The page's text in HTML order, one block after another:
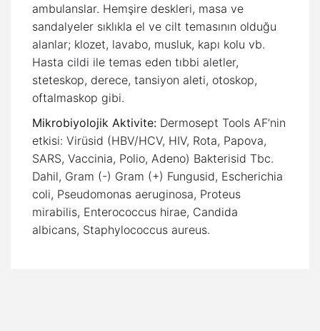
ambulanslar. Hemşire deskleri, masa ve
sandalyeler sıklıkla el ve cilt temasının olduğu
alanlar; klozet, lavabo, musluk, kapı kolu vb.
Hasta cildi ile temas eden tıbbi aletler,
steteskop, derece, tansiyon aleti, otoskop,
oftalmaskop gibi.
Mikrobiyolojik Aktivite: Dermosept Tools AF’nin
etkisi: Virüsid (HBV/HCV, HIV, Rota, Papova,
SARS, Vaccinia, Polio, Adeno) Bakterisid Tbc.
Dahil, Gram (-) Gram (+) Fungusid, Escherichia
coli, Pseudomonas aeruginosa, Proteus
mirabilis, Enterococcus hirae, Candida
albicans, Staphylococcus aureus.